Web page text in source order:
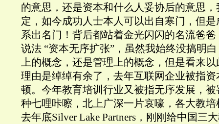
的意思，还是资本和什么人妥协后的意思
定，如今成功人士本人可以出自寒门，但
系出名门！背后都站着金光闪闪的名流爸
说法 “资本无序扩张”，虽然我始终没搞明
上的概念，还是管理上的概念，但是看来
理由是绰绰有余了，去年互联网企业被指
顿。今年教育培训行业又被指无序发展，
种七哩咔嚓，北上广深一片哀嚎，各大教
去年底Silver Lake Partners，刚刚给中国三